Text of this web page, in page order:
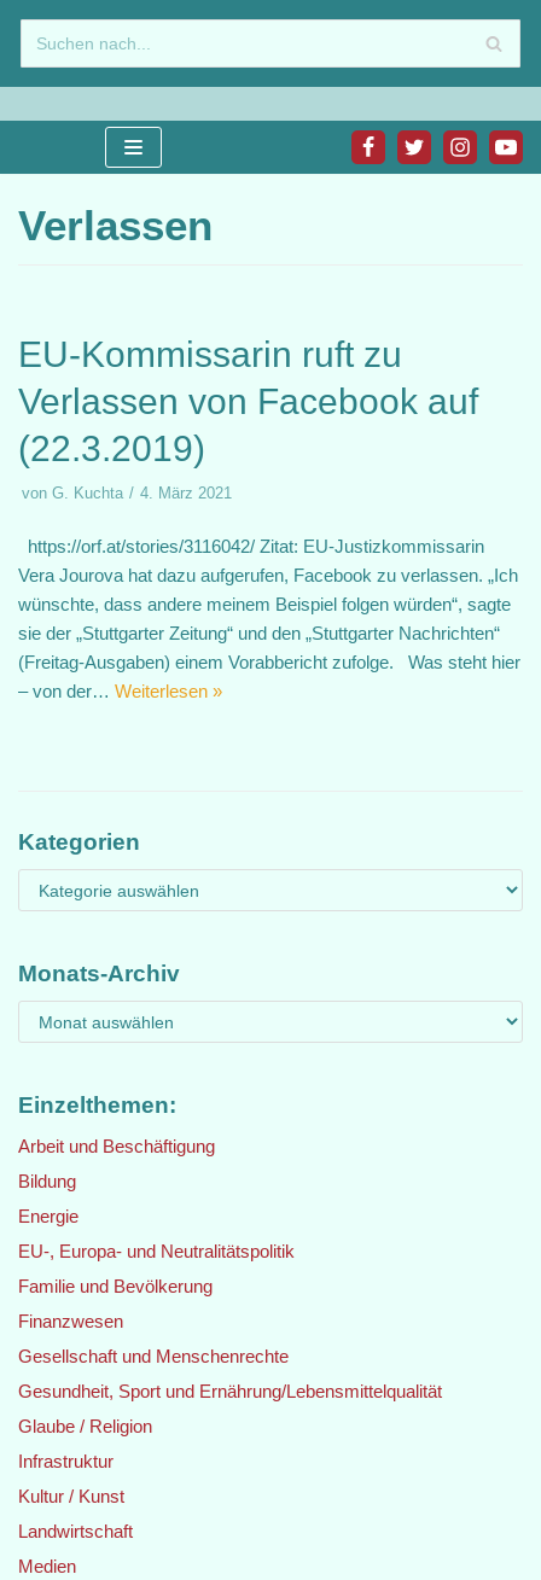
Zum
Inhalt
springen
Verlassen
EU-Kommissarin ruft zu
Verlassen von Facebook auf
(22.3.2019)
von G. Kuchta 4. März 2021
https://orf.at/stories/3116042/ Zitat: EU-Justizkommissarin
Vera Jourova hat dazu aufgerufen, Facebook zu verlassen. „Ich
wünschte, dass andere meinem Beispiel folgen würden“, sagte
sie der „Stuttgarter Zeitung“ und den „Stuttgarter Nachrichten“
(Freitag-Ausgaben) einem Vorabbericht zufolge. Was steht hier
– von der… Weiterlesen »
Kategorien
Monats-Archiv
Einzelthemen:
Arbeit und Beschäftigung
Bildung
Energie
EU-, Europa- und Neutralitätspolitik
Familie und Bevölkerung
Finanzwesen
Gesellschaft und Menschenrechte
Gesundheit, Sport und Ernährung/Lebensmittelqualität
Glaube / Religion
Infrastruktur
Kultur / Kunst
Landwirtschaft
Medien